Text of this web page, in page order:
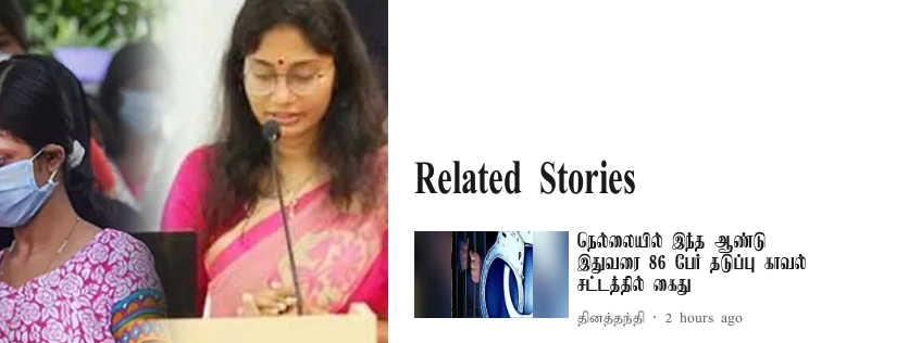
Related Stories
நெல்லையில் இந்த ஆண்டு
இதுவரை 86 பேர் தடுப்பு காவல்
சட்டத்தில் கைது
தினத்தந்தி 2 hours ago